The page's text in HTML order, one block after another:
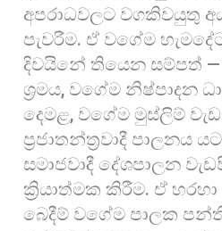
අපරාධවලට වගකිවයුතු
පැවරීම. ඒ වගේම
දිවයිනේ තියෙන සම්පත්
ශ්‍රමය, වගේම නිෂ්පාදන
දෙමළ, වගේම මුස්ලිම්
ප්‍රජාතන්ත්‍රවාදී පාලනය
සමාජවාදී දේශපාලන
ක්‍රියාත්මක කිරීම. ඒ හරහා
බෙදීම් වගේම පාලක